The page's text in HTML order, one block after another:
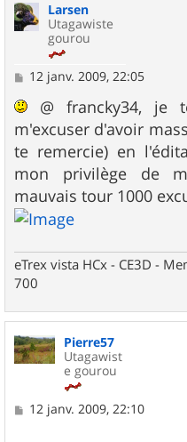
Larsen
Utagawiste
gourou
M
s
a
g
e
12 janv. 2009, 22:05
@ francky34, je
m'excuser d'avoir
te remercie) en
mon privilège de
mauvais tour 1000
eTrex vista HCx - CE3D -
700
Pierre57
Utagawist
e gourou
M12 janv. 2009, 22:10